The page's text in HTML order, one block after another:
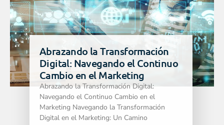
Abrazando la Transformación
Digital: Navegando el Continuo
Cambio en el Marketing
Abrazando la Transformación Digital:
Navegando el Continuo Cambio en el
Marketing Navegando la Transformación
Digital en el Marketing: Un Camino